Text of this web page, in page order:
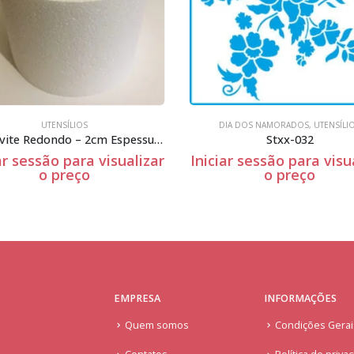
DIA DOS NAMORADOS
Stxx-032
Iniciar sessão para visualizar
o preço
UTENSÍLIOS
Stxx-082
Iniciar sessão
o preço
EMPRESA
Quem somos
INFORMAÇÕES
Condições